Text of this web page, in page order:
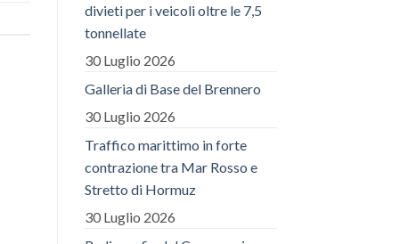
divieti per i veicoli oltre le 7,5
tonnellate
30 Luglio 2026
Galleria di Base del Brennero
30 Luglio 2026
Traffico marittimo in forte
contrazione tra Mar Rosso e
Stretto di Hormuz
30 Luglio 2026